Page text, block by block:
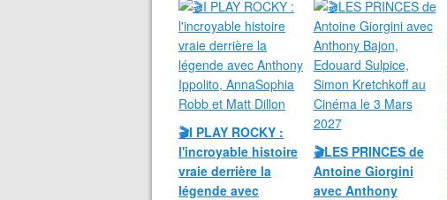
🎬I PLAY ROCKY :
l'incroyable histoire
vraie derrière la
légende avec
🎬LES PRINCES de
Antoine Giorgini
avec Anthony